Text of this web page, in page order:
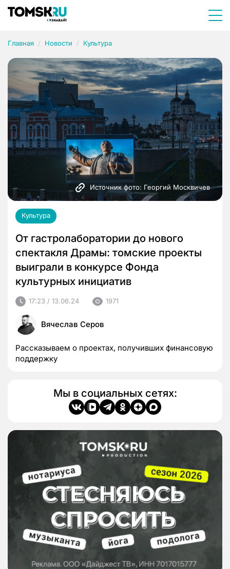
Главная Новости Культура
Источник фото: Георгий Москвичев
Культура
От гастролаборатории до нового
спектакля Драмы: томские проекты
выиграли в конкурсе Фонда
культурных инициатив
17:23 / 13.06.24 1971
Вячеслав Серов
Рассказываем о проектах, получивших финансовую
поддержку
Мы в социальных сетях: